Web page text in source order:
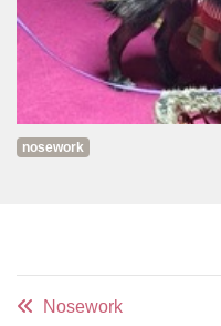
nosework
Nosework